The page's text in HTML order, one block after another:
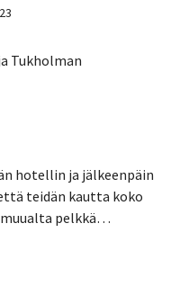
Tukholman
hotellin ja jälkeenpäin
teidän kautta koko
muualta pelkkä…